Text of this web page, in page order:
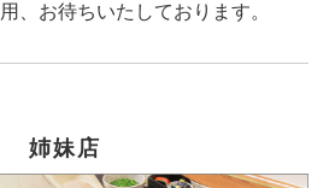
、お待ちいたしております。
姉妹店